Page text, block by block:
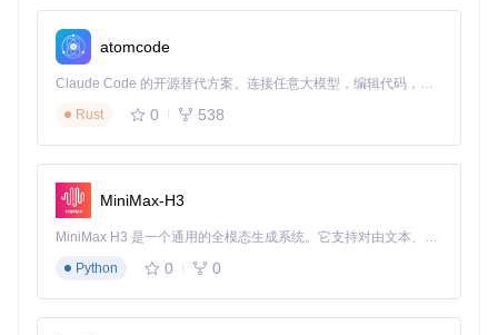
2.2 自动安装方案：普通用户推荐
场景描述：非技术用户快速启用插件
问题分析：命令行操作门槛高，容易出错
解决方案：通过Typora偏好设置图形界面安装，自动完成依赖
📊 完成度：90%
操作步骤：
打开Typora偏好设置（Ctrl+,）
点击"安装插件"按钮
输入插件仓库地址并等待完成
atomcode
Claude Code 的开源替代方案。连接任意大模型，编辑代码，运行命令，自动验证 — 全自动执行。用 Rust 构建，极致性能。 ｜ An open-source alternative to Claude Code. Connect any LLM, edit code, run commands, and verify changes — autonomously. Built in Rust for speed. Get Started
Rust
0 538
MiniMax-H3
MiniMax H3 是一个通用的全模态生成系统。它支持对由文本、图像、视频和音频组成的多模态上下文进行统一理解，并能生成分辨率高达 2K、时长可达 15 秒的带原生立体声音频的视频。得益于面向任务泛化的系统设计，H3 在预训练阶段就已具备广泛的多模态上下文理解与生成能力，能够出色地执行复杂的多模态指令。
Python
0 0